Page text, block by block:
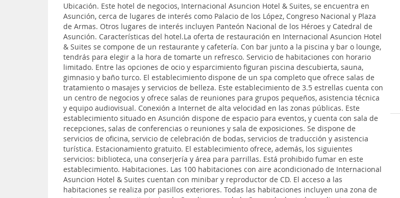
Ubicación. Este hotel de negocios, Internacional Asuncion Hotel & Suites, se encuentra en
Asunción, cerca de lugares de interés como Palacio de los López, Congreso Nacional y Plaza
de Armas. Otros lugares de interés incluyen Panteón Nacional de los Héroes y Catedral de
Asunción. Características del hotel.La oferta de restauración en Internacional Asuncion Hotel
& Suites se compone de un restaurante y cafetería. Con bar junto a la piscina y bar o lounge,
tendrás para elegir a la hora de tomarte un refresco. Servicio de habitaciones con horario
limitado. Entre las opciones de ocio y esparcimiento figuran piscina descubierta, sauna,
gimnasio y baño turco. El establecimiento dispone de un spa completo que ofrece salas de
tratamiento o masajes y servicios de belleza. Este establecimiento de 3.5 estrellas cuenta con
un centro de negocios y ofrece salas de reuniones para grupos pequeños, asistencia técnica
y equipo audiovisual. Conexión a Internet de alta velocidad en las zonas públicas. Este
establecimiento situado en Asunción dispone de espacio para eventos, y cuenta con sala de
recepciones, salas de conferencias o reuniones y sala de exposiciones. Se dispone de
servicios de oficina, servicio de celebración de bodas, servicios de traducción y asistencia
turística. Estacionamiento gratuito. El establecimiento ofrece, además, los siguientes
servicios: biblioteca, una conserjería y área para parrillas. Está prohibido fumar en este
establecimiento. Habitaciones. Las 100 habitaciones con aire acondicionado de Internacional
Asuncion Hotel & Suites cuentan con minibar y reproductor de CD. El acceso a las
habitaciones se realiza por pasillos exteriores. Todas las habitaciones incluyen una zona de